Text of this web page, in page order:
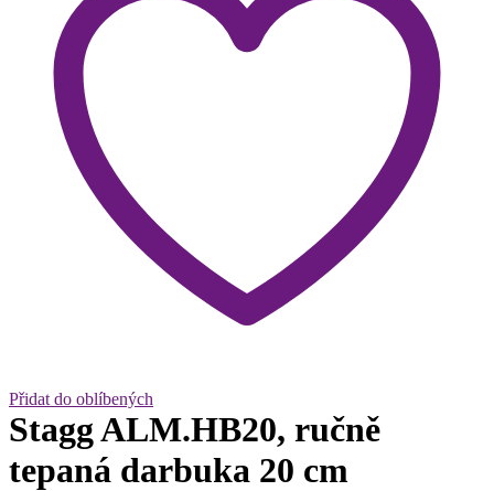
Přidat do oblíbených
Stagg ALM.HB20, ručně
tepaná darbuka 20 cm